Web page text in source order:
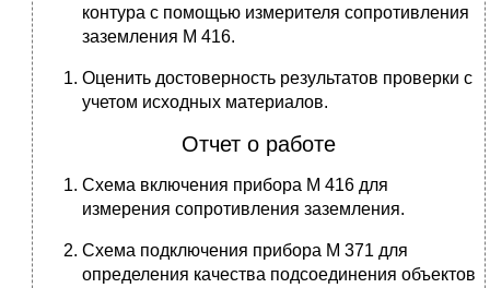
контура с помощью измерителя сопротивления
заземления М 416.
Оценить достоверность результатов проверки с
учетом исходных материалов.
Отчет о работе
Схема включения прибора М 416 для
измерения сопротивления заземления.
Схема подключения прибора М 371 для
определения качества подсоединения объектов